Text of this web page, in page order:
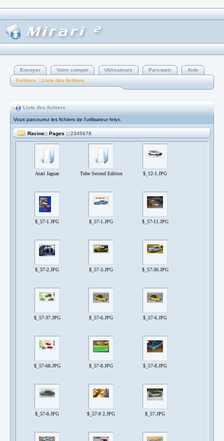
Envoyer Votre compte Utilisateurs Parcourir
Aide
Fichiers :: Liste des fichiers
Liste des fichiers
Vous parcourez les fichiers de l'utilisateur felyx.
Racine:: Pages :12345678
Atari Jaguar Tube Second Edition $_12-1.JPG
$_57-1.JPG $_57-1.JPG $_57-11.JPG
$_57-2.JPG $_57-3.JPG $_57-30.JPG
$_57-37.JPG $_57-6.JPG $_57-6.JPG
$_57-68.JPG $_57-8.JPG $_57-8.JPG
$_57-8.JPG $_57-9 2.JPG $_57.JPG